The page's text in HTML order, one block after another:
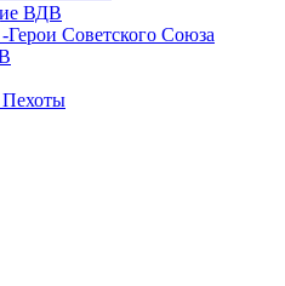
ВДВ
Герои Советского Союза